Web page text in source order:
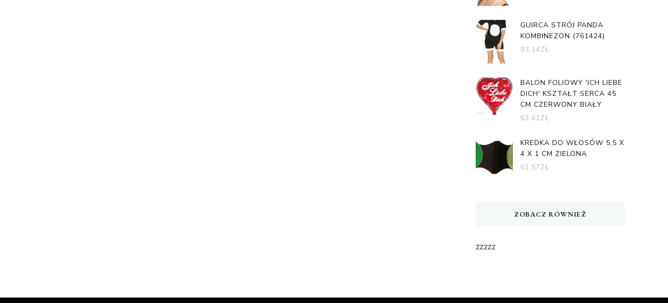
GUIRCA STRÓJ PANDA
KOMBINEZON (761424)
93,14ZŁ
BALON FOLIOWY 'ICH LIEBE
DICH' KSZTAŁT SERCA 45
CM CZERWONY BIAŁY
63,41ZŁ
KREDKA DO WŁOSÓW 5,5 X
4 X 1 CM ZIELONA
61,57ZŁ
ZOBACZ RÓWNIEŻ
zzzzz